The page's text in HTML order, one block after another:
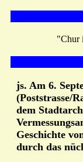
"Chur
js. Am 6.
(Poststrasse/
dem
Geschichte
durch das